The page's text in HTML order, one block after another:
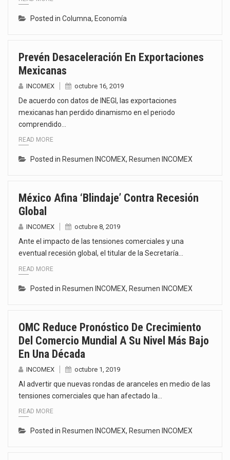
Posted in Columna, Economía
Prevén Desaceleración En Exportaciones
Mexicanas
INCOMEX octubre 16, 2019
De acuerdo con datos de INEGI, las exportaciones
mexicanas han perdido dinamismo en el periodo
comprendido…
READ MORE
Posted in Resumen INCOMEX, Resumen INCOMEX
México Afina ‘blindaje’ Contra Recesión
Global
INCOMEX octubre 8, 2019
Ante el impacto de las tensiones comerciales y una
eventual recesión global, el titular de la Secretaría…
READ MORE
Posted in Resumen INCOMEX, Resumen INCOMEX
OMC Reduce Pronóstico De Crecimiento
Del Comercio Mundial A Su Nivel Más Bajo
En Una Década
INCOMEX octubre 1, 2019
Al advertir que nuevas rondas de aranceles en medio de las
tensiones comerciales que han afectado la…
READ MORE
Posted in Resumen INCOMEX, Resumen INCOMEX